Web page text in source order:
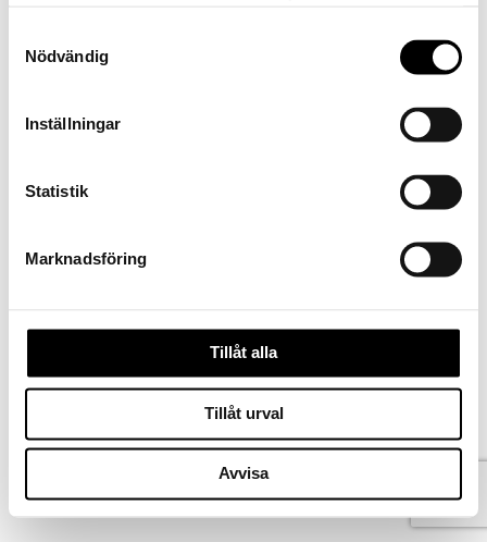
Nödvändig
Inställningar
Statistik
Marknadsföring
Tillåt alla
Tillåt urval
Avvisa
Kontakta oss
Köpvillkor
Ångra köp
Norsk bokmål
Svenska